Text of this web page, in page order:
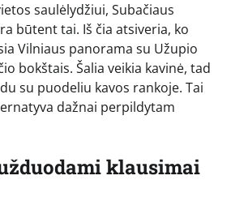
saulėlydžiui, Subačiaus
būtent tai. Iš čia atsiveria, ko
Vilniaus panorama su Užupio
bokštais. Šalia veikia kavinė, tad
su puodeliu kavos rankoje. Tai
dažnai perpildytam
klausimai